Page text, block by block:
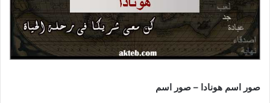
صور اسم هونادا – صور اسم